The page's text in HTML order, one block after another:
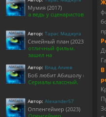
В
Мумия (2017)
а ведь у сценаристов
Автор: Тарас Маджуга
Семейный план (2023)
отличный фильм.
зашел на
Автор: Влад Алиев
Боб любит Абишолу (1-5 сезон)
Сериалы классный.
Автор: Alexander57
Оппенгеймер (2023)